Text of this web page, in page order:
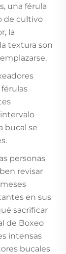
una férula
de cultivo
la
textura son
bucal se
personas
revisar
en sus
sacrificar
de Boxeo
intensas
bucales